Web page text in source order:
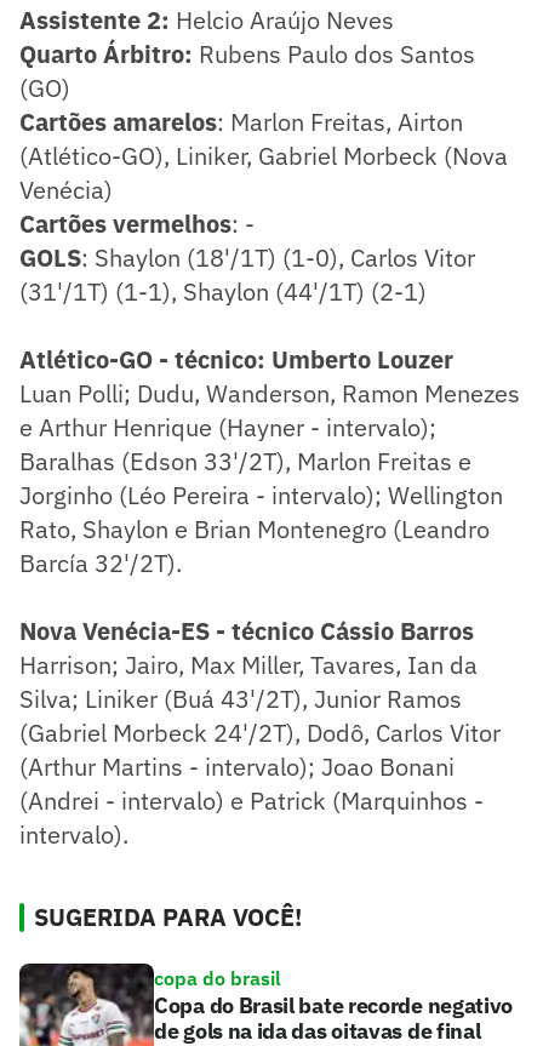
Assistente 2: Helcio Araújo Neves
Quarto Árbitro: Rubens Paulo dos Santos
(GO)
Cartões amarelos: Marlon Freitas, Airton
(Atlético-GO), Liniker, Gabriel Morbeck (Nova
Venécia)
Cartões vermelhos: -
GOLS: Shaylon (18'/1T) (1-0), Carlos Vitor
(31'/1T) (1-1), Shaylon (44'/1T) (2-1)
Atlético-GO - técnico: Umberto Louzer
Luan Polli; Dudu, Wanderson, Ramon Menezes
e Arthur Henrique (Hayner - intervalo);
Baralhas (Edson 33'/2T), Marlon Freitas e
Jorginho (Léo Pereira - intervalo); Wellington
Rato, Shaylon e Brian Montenegro (Leandro
Barcía 32'/2T).
Nova Venécia-ES - técnico Cássio Barros
Harrison; Jairo, Max Miller, Tavares, Ian da
Silva; Liniker (Buá 43'/2T), Junior Ramos
(Gabriel Morbeck 24'/2T), Dodô, Carlos Vitor
(Arthur Martins - intervalo); Joao Bonani
(Andrei - intervalo) e Patrick (Marquinhos -
intervalo).
SUGERIDA PARA VOCÊ!
copa do brasil
Copa do Brasil bate recorde negativo
de gols na ida das oitavas de final